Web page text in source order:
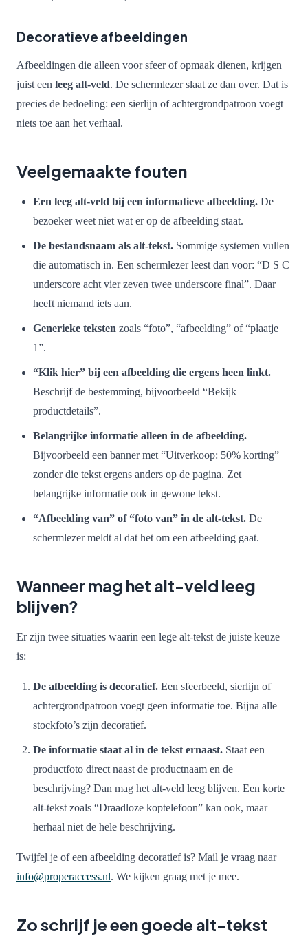
Decoratieve afbeeldingen
Afbeeldingen die alleen voor sfeer of opmaak dienen, krijgen
juist een leeg alt-veld. De schermlezer slaat ze dan over. Dat is
precies de bedoeling: een sierlijn of achtergrondpatroon voegt
niets toe aan het verhaal.
Veelgemaakte fouten
Een leeg alt-veld bij een informatieve afbeelding. De
bezoeker weet niet wat er op de afbeelding staat.
De bestandsnaam als alt-tekst. Sommige systemen vullen
die automatisch in. Een schermlezer leest dan voor: “D S C
underscore acht vier zeven twee underscore final”. Daar
heeft niemand iets aan.
Generieke teksten zoals “foto”, “afbeelding” of “plaatje
1”.
“Klik hier” bij een afbeelding die ergens heen linkt.
Beschrijf de bestemming, bijvoorbeeld “Bekijk
productdetails”.
Belangrijke informatie alleen in de afbeelding.
Bijvoorbeeld een banner met “Uitverkoop: 50% korting”
zonder die tekst ergens anders op de pagina. Zet
belangrijke informatie ook in gewone tekst.
“Afbeelding van” of “foto van” in de alt-tekst. De
schermlezer meldt al dat het om een afbeelding gaat.
Wanneer mag het alt-veld leeg
blijven?
Er zijn twee situaties waarin een lege alt-tekst de juiste keuze
is:
De afbeelding is decoratief. Een sfeerbeeld, sierlijn of
achtergrondpatroon voegt geen informatie toe. Bijna alle
stockfoto’s zijn decoratief.
De informatie staat al in de tekst ernaast. Staat een
productfoto direct naast de productnaam en de
beschrijving? Dan mag het alt-veld leeg blijven. Een korte
alt-tekst zoals “Draadloze koptelefoon” kan ook, maar
herhaal niet de hele beschrijving.
Twijfel je of een afbeelding decoratief is? Mail je vraag naar
info@properaccess.nl. We kijken graag met je mee.
Zo schrijf je een goede alt-tekst